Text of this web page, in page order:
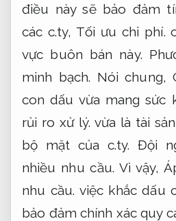
điều này sẽ bảo đảm
các c.ty, Tối ưu chi phí.
vực buôn bán này.
minh bạch. Nói chung,
con dấu vừa mang sức
rủi ro xử lý. vừa là tài
bộ mặt của c.ty. Đội
nhiều nhu cầu. Vì vậy,
nhu cầu. việc khắc dấu
bảo đảm chính xác quy